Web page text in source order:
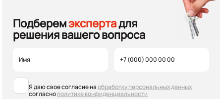
Подберемэкспертадля
решения вашего вопроса
Я даю свое согласие наобработку персональных данных
согласнополитике конфиденциальности